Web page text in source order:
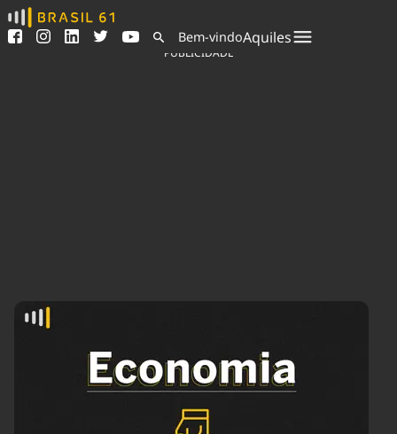
Ver todas as notícias
Podcasts
Indicadores
Agronegócios
Economia
Educação
Infraestrutura
Internacional
Podcast
Política
Saúde
Bem-vindoAquiles
PUBLICIDADE